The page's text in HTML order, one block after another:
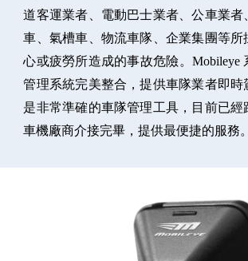
道客運業者、電動巴士業者、公車業者
車、氣槽車、物流車隊、企業集團等所
心或疲勞所造成的事故危險。Mobileye
管理系統完美整合，提供車隊業者即時
是非常準確的車隊管理工具，目前已經
車機廠商介接完畢，提供最便捷的服務。